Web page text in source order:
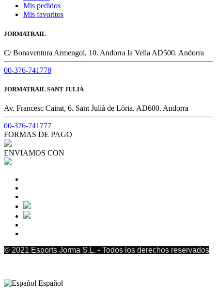
Mis pedidos
Mis favoritos
JORMATRAIL
C/ Bonaventura Armengol, 10. Andorra la Vella AD500. Andorra
00-376-741778
JORMATRAIL SANT JULIÀ
Av. Francesc Cairat, 6. Sant Julià de Lòria. AD600. Andorra
00-376-741777
FORMAS DE PAGO
ENVIAMOS CON
© 2021 Esports Jorma S.L. - Todos los derechos reservados
Español